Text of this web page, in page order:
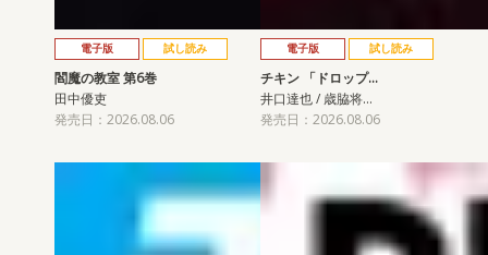
電子版 試し読み
閻魔の教室 第6巻
田中優吏
発売日：2026.08.06
電子版 試し読み
チキン 「ドロップ…
井口達也 / 歳脇将…
発売日：2026.08.06